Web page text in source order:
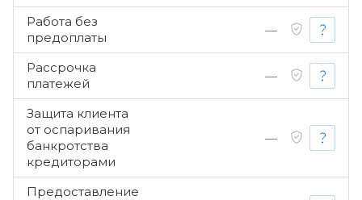
Работа без
предоплаты
—
Рассрочка
платежей
—
Защита клиента
от оспаривания
банкротства
кредиторами
—
Предоставление